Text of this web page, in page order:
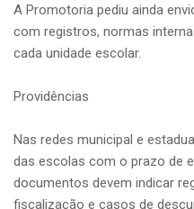
A Promotoria pediu ainda
com registros, normas
cada unidade escolar.
Providências
Nas redes municipal e
das escolas com o prazo de
documentos devem indicar
fiscalização e casos de